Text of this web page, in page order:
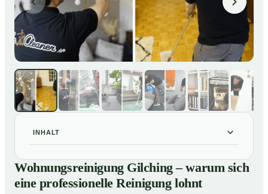
INHALT
01 Wohnungsreinigung Gilching – warum sich eine
professionelle Reinigung lohnt
Wohnungsreinigung Gilching – warum sich
eine professionelle Reinigung lohnt